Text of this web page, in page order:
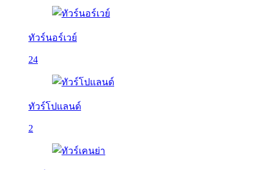
ทัวร์นอร์เวย์
24
ทัวร์โปแลนด์
2